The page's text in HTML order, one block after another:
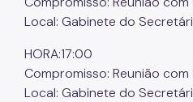
Local: Gabinete do
HORA:17:00
Compromisso: Reunião
Local: Gabinete do